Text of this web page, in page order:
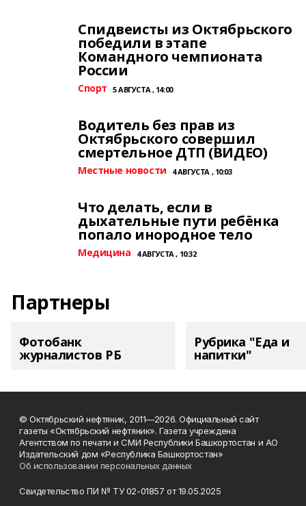
Спидвеисты из Октябрьского
победили в этапе
Командного чемпионата
России
Спорт 5 АВГУСТА , 14:00
Водитель без прав из
Октябрьского совершил
смертельное ДТП (ВИДЕО)
Местные новости 4 АВГУСТА , 10:03
Что делать, если в
дыхательные пути ребёнка
попало инородное тело
Медицина 4 АВГУСТА , 10:32
Партнеры
Фотобанк
журналистов РБ
Рубрика "Еда и
напитки"
© Октябрьский нефтяник, 2011—2026. Официальный сайт
газеты «Октябрьский нефтяник». Газета учреждена
Агентством по печати и СМИ Республики Башкортостан и АО
Издательский дом «Республика Башкортостан»
Об использовании персональных данных
Свидетельство ПИ № ТУ 02-01857 от 19.05.2025